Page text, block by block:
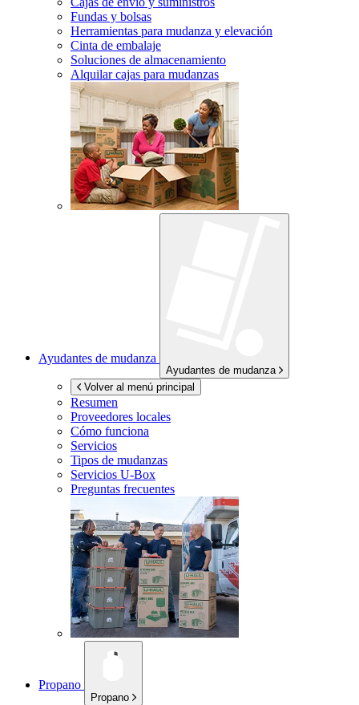
Fundas y bolsas
Herramientas para mudanza y elevación
Cinta de embalaje
Soluciones de almacenamiento
Alquilar cajas para mudanzas
Ayudantes de mudanza
Ayudantes de mudanza
Volver al menú principal
Resumen
Proveedores locales
Cómo funciona
Servicios
Tipos de mudanzas
Servicios U-Box
Preguntas frecuentes
Propano
Propano